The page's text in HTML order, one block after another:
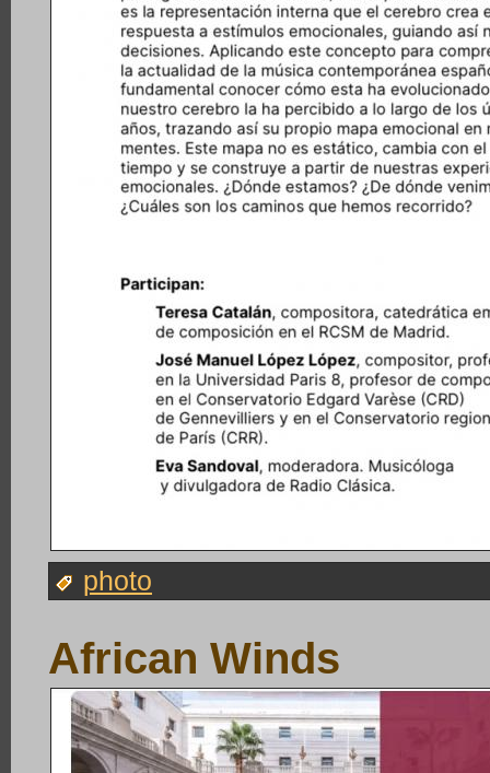
photo
African Winds